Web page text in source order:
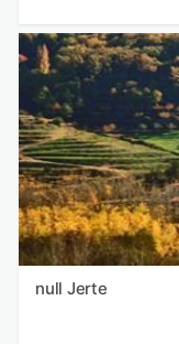
null Jerte